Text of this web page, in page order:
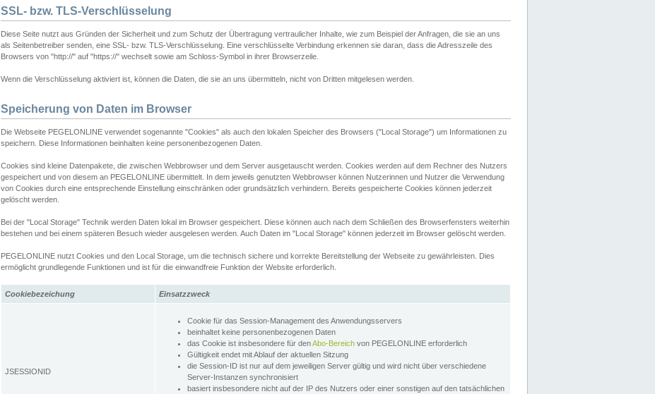
SSL- bzw. TLS-Verschlüsselung
Diese Seite nutzt aus Gründen der Sicherheit und zum Schutz der Übertragung vertraulicher Inhalte, wie zum Beispiel der Anfragen, die sie an uns
als Seitenbetreiber senden, eine SSL- bzw. TLS-Verschlüsselung. Eine verschlüsselte Verbindung erkennen sie daran, dass die Adresszeile des
Browsers von "http://" auf "https://" wechselt sowie am Schloss-Symbol in ihrer Browserzeile.
Wenn die Verschlüsselung aktiviert ist, können die Daten, die sie an uns übermitteln, nicht von Dritten mitgelesen werden.
Speicherung von Daten im Browser
Die Webseite PEGELONLINE verwendet sogenannte "Cookies" als auch den lokalen Speicher des Browsers ("Local Storage") um Informationen zu
speichern. Diese Informationen beinhalten keine personenbezogenen Daten.
Cookies sind kleine Datenpakete, die zwischen Webbrowser und dem Server ausgetauscht werden. Cookies werden auf dem Rechner des Nutzers
gespeichert und von diesem an PEGELONLINE übermittelt. In dem jeweils genutzten Webbrowser können Nutzerinnen und Nutzer die Verwendung
von Cookies durch eine entsprechende Einstellung einschränken oder grundsätzlich verhindern. Bereits gespeicherte Cookies können jederzeit
gelöscht werden.
Bei der "Local Storage" Technik werden Daten lokal im Browser gespeichert. Diese können auch nach dem Schließen des Browserfensters weiterhin
bestehen und bei einem späteren Besuch wieder ausgelesen werden. Auch Daten im "Local Storage" können jederzeit im Browser gelöscht werden.
PEGELONLINE nutzt Cookies und den Local Storage, um die technisch sichere und korrekte Bereitstellung der Webseite zu gewährleisten. Dies
ermöglicht grundlegende Funktionen und ist für die einwandfreie Funktion der Website erforderlich.
Cookiebezeichung Einsatzzweck
JSESSIONID
Cookie für das Session-Management des Anwendungsservers
beinhaltet keine personenbezogenen Daten
das Cookie ist insbesondere für denAbo-Bereich von PEGELONLINE erforderlich
Gültigkeit endet mit Ablauf der aktuellen Sitzung
die Session-ID ist nur auf dem jeweiligen Server gültig und wird nicht über verschiedene
Server-Instanzen synchronisiert
basiert insbesondere nicht auf der IP des Nutzers oder einer sonstigen auf den tatsächlichen